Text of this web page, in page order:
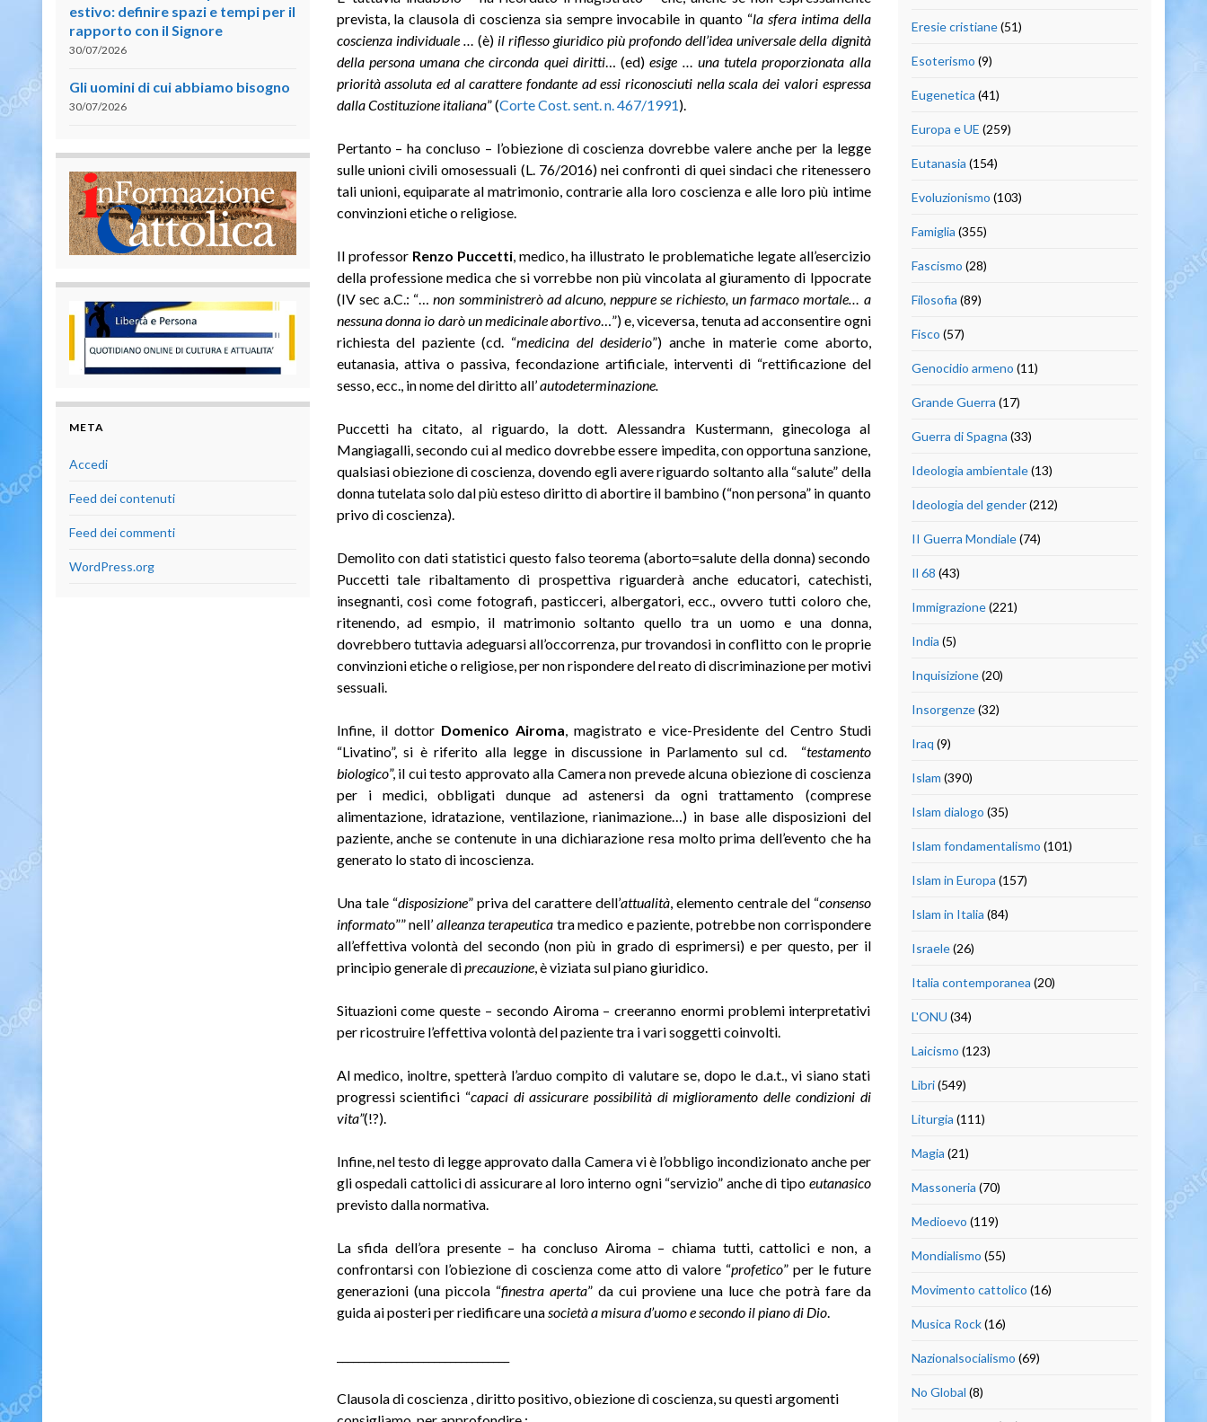
prevista, la clausola di coscienza sia sempre invocabile in quanto “la sfera intima della
coscienza individuale … (è)il riflesso giuridico più profondo dell’idea universale della dignità
della persona umana che circonda quei diritti… (ed)esige … una tutela proporzionata alla
priorità assoluta ed al carattere fondante ad essi riconosciuti nella scala dei valori espressa
dalla Costituzione italiana” (Corte Cost. sent. n. 467/1991).
Pertanto – ha concluso – l’obiezione di coscienza dovrebbe valere anche per la legge
sulle unioni civili omosessuali (L. 76/2016) nei confronti di quei sindaci che ritenessero
tali unioni, equiparate al matrimonio, contrarie alla loro coscienza e alle loro più intime
convinzioni etiche o religiose.
Il professor Renzo Puccetti, medico, ha illustrato le problematiche legate all’esercizio
della professione medica che si vorrebbe non più vincolata al giuramento di Ippocrate
(IV sec a.C.: “…non somministrerò ad alcuno, neppure se richiesto, un farmaco mortale… a
nessuna donna io darò un medicinale abortivo…”) e, viceversa, tenuta ad acconsentire ogni
richiesta del paziente (cd. “medicina del desiderio”) anche in materie come aborto,
eutanasia, attiva o passiva, fecondazione artificiale, interventi di “rettificazione del
sesso, ecc., in nome del diritto all’autodeterminazione.
Puccetti ha citato, al riguardo, la dott. Alessandra Kustermann, ginecologa al
Mangiagalli, secondo cui al medico dovrebbe essere impedita, con opportuna sanzione,
qualsiasi obiezione di coscienza, dovendo egli avere riguardo soltanto alla “salute” della
donna tutelata solo dal più esteso diritto di abortire il bambino (“non persona” in quanto
privo di coscienza).
Demolito con dati statistici questo falso teorema (aborto=salute della donna) secondo
Puccetti tale ribaltamento di prospettiva riguarderà anche educatori, catechisti,
insegnanti, così come fotografi, pasticceri, albergatori, ecc., ovvero tutti coloro che,
ritenendo, ad esmpio, il matrimonio soltanto quello tra un uomo e una donna,
dovrebbero tuttavia adeguarsi all’occorrenza, pur trovandosi in conflitto con le proprie
convinzioni etiche o religiose, per non rispondere del reato di discriminazione per motivi
sessuali.
Infine, il dottor Domenico Airoma , magistrato e vice-Presidente del Centro Studi
“Livatino”, si è riferito alla legge in discussione in Parlamento sul cd. “testamento
biologico”, il cui testo approvato alla Camera non prevede alcuna obiezione di coscienza
per i medici, obbligati dunque ad astenersi da ogni trattamento (comprese
alimentazione, idratazione, ventilazione, rianimazione…) in base alle disposizioni del
paziente, anche se contenute in una dichiarazione resa molto prima dell’evento che ha
generato lo stato di incoscienza.
Una tale “disposizione” priva del carattere dell’attualità, elemento centrale del “consenso
informato”” nell’ alleanza terapeutica tra medico e paziente, potrebbe non corrispondere
all’effettiva volontà del secondo (non più in grado di esprimersi) e per questo, per il
principio generale diprecauzione, è viziata sul piano giuridico.
Situazioni come queste – secondo Airoma – creeranno enormi problemi interpretativi
per ricostruire l’effettiva volontà del paziente tra i vari soggetti coinvolti.
Al medico, inoltre, spetterà l’arduo compito di valutare se, dopo le d.a.t., vi siano stati
progressi scientifici “capaci di assicurare possibilità di miglioramento delle condizioni di
vita”(!?).
Infine, nel testo di legge approvato dalla Camera vi è l’obbligo incondizionato anche per
gli ospedali cattolici di assicurare al loro interno ogni “servizio” anche di tipo eutanasico
previsto dalla normativa.
La sfida dell’ora presente – ha concluso Airoma – chiama tutti, cattolici e non, a
confrontarsi con l’obiezione di coscienza come atto di valore “profetico” per le future
generazioni (una piccola “finestra aperta” da cui proviene una luce che potrà fare da
guida ai posteri per riedificare una società a misura d’uomo e secondo il piano di Dio.
Clausola di coscienza , diritto positivo, obiezione di coscienza, su questi argomenti
estivo: definire spazi e tempi per il
rapporto con il Signore
30/07/2026
Gli uomini di cui abbiamo bisogno
30/07/2026
META
Accedi
Feed dei contenuti
Feed dei commenti
WordPress.org
Eresie cristiane(51)
Esoterismo (9)
Eugenetica (41)
Europa e UE (259)
Eutanasia (154)
Evoluzionismo (103)
Famiglia (355)
Fascismo (28)
Filosofia (89)
Fisco (57)
Genocidio armeno (11)
Grande Guerra (17)
Guerra di Spagna (33)
Ideologia ambientale(13)
Ideologia del gender(212)
II Guerra Mondiale(74)
Il 68 (43)
Immigrazione(221)
India (5)
Inquisizione(20)
Insorgenze(32)
Iraq (9)
Islam (390)
Islam dialogo (35)
Islam fondamentalismo (101)
Islam in Europa (157)
Islam in Italia (84)
Israele(26)
Italia contemporanea (20)
L'ONU (34)
Laicismo (123)
Libri(549)
Liturgia (111)
Magia (21)
Massoneria (70)
Medioevo (119)
Mondialismo (55)
Movimento cattolico (16)
Musica Rock(16)
Nazionalsocialismo (69)
No Global (8)